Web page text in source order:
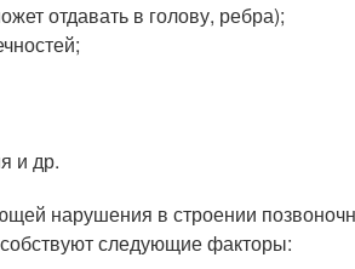
отдавать в голову, ребра);
и др.
нарушения в строении
следующие факторы: